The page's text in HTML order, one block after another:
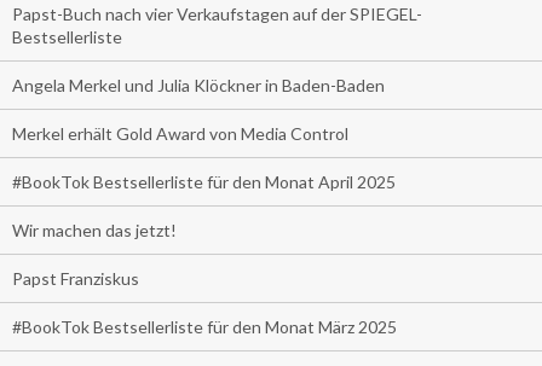
Papst-Buch nach vier Verkaufstagen auf der SPIEGEL-
Bestsellerliste
Angela Merkel und Julia Klöckner in Baden-Baden
Merkel erhält Gold Award von Media Control
#BookTok Bestsellerliste für den Monat April 2025
Wir machen das jetzt!
Papst Franziskus
#BookTok Bestsellerliste für den Monat März 2025